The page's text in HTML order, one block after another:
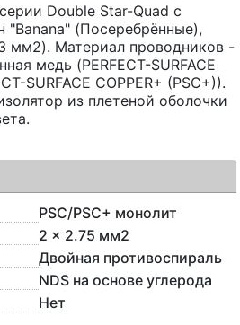
Double Star-Quad с
"Banana" (Посеребрённые),
мм2). Материал проводников -
медь (PERFECT-SURFACE
SURFACE COPPER+ (PSC+)).
из плетеной оболочки
PSC/PSC+ монолит
2 x 2.75 мм2
Двойная противоспираль
NDS на основе углерода
Нет